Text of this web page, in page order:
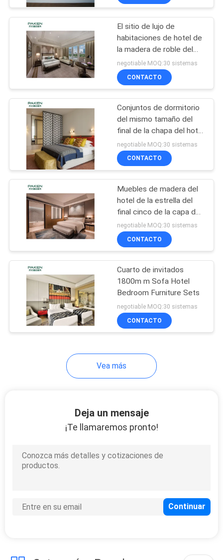
Muebles fijos del
hotel
16
Muebles del
restaurante del
hotel
Muebles antiguos
del hotel
Muebles modernos
El sitio de lujo de
habitaciones de hotel de
la madera de roble del
diseño fija
negotiable MOQ:30 sistemas
CONTACTO
Conjuntos de dormitorio
del mismo tamaño del
final de la chapa del hotel
0.6m m
negotiable MOQ:30 sistemas
CONTACTO
Muebles de madera del
hotel de la estrella del
final cinco de la capa de
la laca de la chapa
negotiable MOQ:30 sistemas
CONTACTO
Cuarto de invitados
1800m m Sofa Hotel
Bedroom Furniture Sets
negotiable MOQ:30 sistemas
CONTACTO
Vea más
Deja un mensaje
¡Te llamaremos pronto!